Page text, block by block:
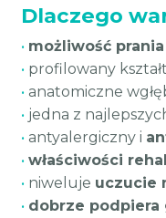
Dlaczego
• możliwość prania
• profilowany
• anatomiczne
• jedna z
• antyalergiczny i
• właściwości
• niweluje uczucie
• dobrze podpiera